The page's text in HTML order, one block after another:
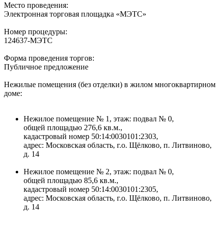
Место проведения:
Электронная торговая площадка «МЭТС»
Номер процедуры:
124637-МЭТС
Форма проведения торгов:
Публичное предложение
Нежилые помещения (без отделки) в жилом многоквартирном
доме:
Нежилое помещение № 1, этаж: подвал № 0,
общей площадью 276,6 кв.м.,
кадастровый номер 50:14:0030101:2303,
адрес: Московская область, г.о. Щёлково, п. Литвиново,
д. 14
Нежилое помещение № 2, этаж: подвал № 0,
общей площадью 85,6 кв.м.,
кадастровый номер 50:14:0030101:2305,
адрес: Московская область, г.о. Щёлково, п. Литвиново,
д. 14